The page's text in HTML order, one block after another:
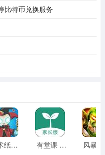
比特币兑换服务
巫术纸牌游戏 vv1.1.14 有堂课 v1.2.2